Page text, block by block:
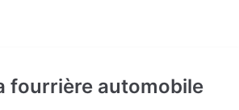
fourrière automobile